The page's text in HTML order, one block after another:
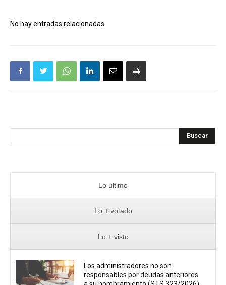
No hay entradas relacionadas
Buscar
Lo último
Lo + votado
Lo + visto
Los administradores no son
responsables por deudas anteriores